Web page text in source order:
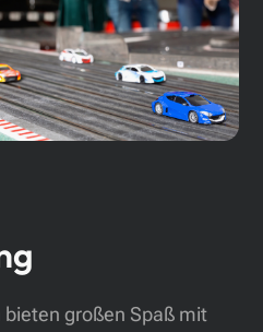
bieten großen Spaß mit